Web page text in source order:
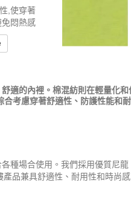
,使穿著
悶熱感
適的內裡。棉混紡則在輕量化和
考慮穿著舒適性、防護性能和
種場合使用。我們採用優質尼
品兼具舒適性、耐用性和時尚